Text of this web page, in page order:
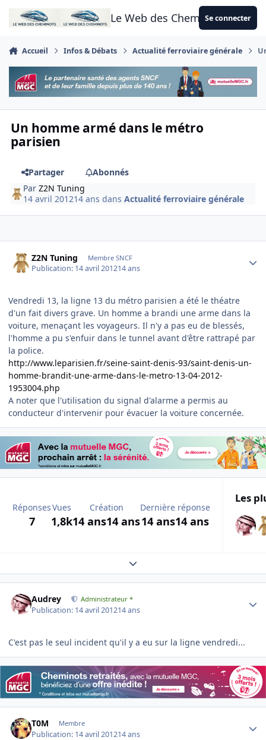
Aller au contenu
Le Web des CheminotsSe connecter
Accueil Infos & Débats Actualité ferroviaire générale
Un homme armé dans le métro
parisien
Partager
Abonnés
ParZ2N Tuning
14 avril 201214 ans dansActualité ferroviaire générale
Z2N Tuning Membre SNCF
Publication: 14 avril 201214 ans
Vendredi 13, la ligne 13 du métro parisien a été le théatre
d'un fait divers grave. Un homme a brandi une arme dans la
voiture, menaçant les voyageurs. Il n'y a pas eu de blessés,
l'homme a pu s'enfuir dans le tunnel avant d'être rattrapé par
la police.
http://www.leparisien.fr/seine-saint-denis-93/saint-denis-un-
homme-brandit-une-arme-dans-le-metro-13-04-2012-
1953004.php
A noter que l'utilisation du signal d'alarme a permis au
conducteur d'intervenir pour évacuer la voiture concernée.
Réponses
7
Vues
1,8k
Création
14 ans14 ans
Dernière réponse
14 ans14 ans
Les
Expand topic overview
Audrey Administrateur *
Publication: 14 avril 201214 ans
C'est pas le seul incident qu'il y a eu sur la ligne vendredi...
T0M Membre
Publication: 14 avril 201214 ans